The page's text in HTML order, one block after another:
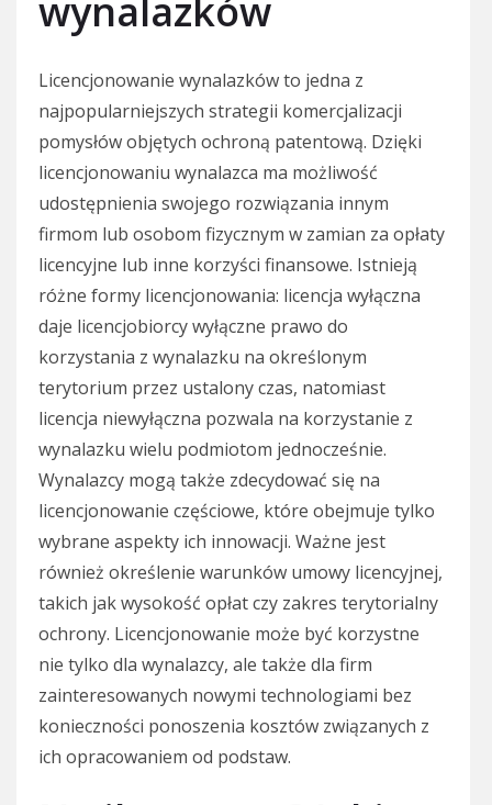
wynalazków
Licencjonowanie wynalazków to jedna z
najpopularniejszych strategii komercjalizacji
pomysłów objętych ochroną patentową. Dzięki
licencjonowaniu wynalazca ma możliwość
udostępnienia swojego rozwiązania innym
firmom lub osobom fizycznym w zamian za opłaty
licencyjne lub inne korzyści finansowe. Istnieją
różne formy licencjonowania: licencja wyłączna
daje licencjobiorcy wyłączne prawo do
korzystania z wynalazku na określonym
terytorium przez ustalony czas, natomiast
licencja niewyłączna pozwala na korzystanie z
wynalazku wielu podmiotom jednocześnie.
Wynalazcy mogą także zdecydować się na
licencjonowanie częściowe, które obejmuje tylko
wybrane aspekty ich innowacji. Ważne jest
również określenie warunków umowy licencyjnej,
takich jak wysokość opłat czy zakres terytorialny
ochrony. Licencjonowanie może być korzystne
nie tylko dla wynalazcy, ale także dla firm
zainteresowanych nowymi technologiami bez
konieczności ponoszenia kosztów związanych z
ich opracowaniem od podstaw.